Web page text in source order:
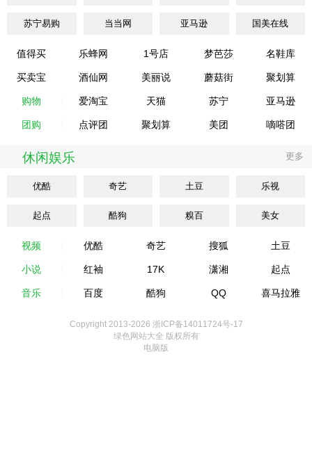
苏宁易购 当当网 亚马逊 国美在线
值得买 乐蜂网 1号店 梦芭莎 名鞋库
买卖宝 酒仙网 美丽说 蘑菇街 聚划算
购物 爱淘宝 天猫 苏宁 亚马逊
团购 点评团 聚划算 美团 嘀嗒团
休闲娱乐 更多
优酷 奇艺 土豆 乐视
起点 酷狗 糗百 美女
视频 优酷 奇艺 搜狐 土豆
小说 红袖 17K 潇湘 起点
音乐 百度 酷狗 QQ 喜马拉雅
Copyright 2013-2026 浙ICP备14011724号-17
绿色网站大全 版权所有
电脑版